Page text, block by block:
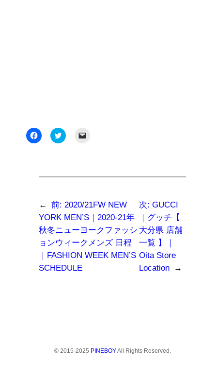
Facebook
で
は
ク
し
て
く
だ
さ
い
(新
し
い
ウ
ィ
ク
リ
で
し
い
ウ
ィ
ン
ド
ウ
で
開
き
ま
す)
達
ル
で
リ
ン
ク
を
送
信
(新
し
← 前: 2020/21FW NEW
YORK MEN’S｜2020-21年
秋冬ニューヨークファッシ
ョンウィークメンズ 日程
｜FASHION WEEK MEN’S
SCHEDULE
次:GUCCI
｜グッチ【
大分県 店舗
一覧 】｜
Oita Store
Location
→
© 2015-2025 PINEBOYAll Rights Reserved.